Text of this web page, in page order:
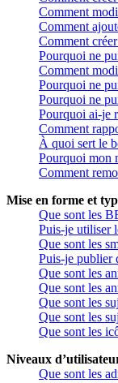
Comment
Comment
Comment
Pourquoi ne
Comment
Pourquoi ne
Pourquoi ne
Pourquoi ai-je
Comment
À quoi sert le
Pourquoi mon
Comment
Mise en forme et
Que sont les
Puis-je utiliser
Que sont les
Puis-je publier
Que sont les
Que sont les
Que sont les
Que sont les
Que sont les
Niveaux
Que sont les